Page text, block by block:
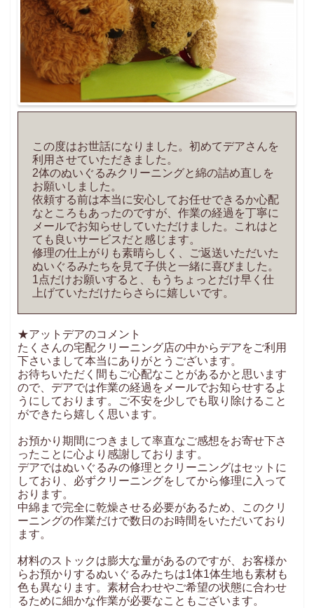
この度はお世話になりました。初めてデアさんを
利用させていただきました。
2体のぬいぐるみクリーニングと綿の詰め直しを
お願いしました。
依頼する前は本当に安心してお任せできるか心配
なところもあったのですが、作業の経過を丁寧に
メールでお知らせしていただけました。これはと
ても良いサービスだと感じます。
修理の仕上がりも素晴らしく、ご返送いただいた
ぬいぐるみたちを見て子供と一緒に喜びました。
1点だけお願いすると、もうちょっとだけ早く仕
上げていただけたらさらに嬉しいです。
★アットデアのコメント
たくさんの宅配クリーニング店の中からデアをご利用
下さいまして本当にありがとうございます。
お待ちいただく間もご心配なことがあるかと思います
ので、デアでは作業の経過をメールでお知らせするよ
うにしております。ご不安を少しでも取り除けること
ができたら嬉しく思います。
お預かり期間につきまして率直なご感想をお寄せ下さ
ったことに心より感謝しております。
デアではぬいぐるみの修理とクリーニングはセットに
しており、必ずクリーニングをしてから修理に入って
おります。
中綿まで完全に乾燥させる必要があるため、このクリ
ーニングの作業だけで数日のお時間をいただいており
ます。
材料のストックは膨大な量があるのですが、お客様か
らお預かりするぬいぐるみたちは1体1体生地も素材も
色も異なります。素材合わせやご希望の状態に合わせ
るために細かな作業が必要なこともございます。